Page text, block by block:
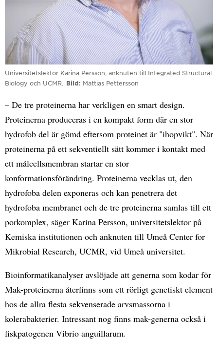
Universitetslektor Karina Persson, anknuten till Integrated Structural
Biology och UCMR.
Bild Mattias Pettersson
– De tre proteinerna har verkligen en smart design.
Proteinerna produceras i en kompakt form där en stor
hydrofob del är gömd eftersom proteinet är "ihopvikt". När
proteinerna på ett sekventiellt sätt kommer i kontakt med
ett målcellsmembran startar en stor
konformationsförändring. Proteinerna vecklas ut, den
hydrofoba delen exponeras och kan penetrera det
hydrofoba membranet och de tre proteinerna samlas till ett
porkomplex, säger Karina Persson, universitetslektor på
Kemiska institutionen och anknuten till Umeå Center for
Mikrobial Research, UCMR, vid Umeå universitet.
Bioinformatikanalyser avslöjade att generna som kodar för
Mak-proteinerna återfinns som ett rörligt genetiskt element
hos de allra flesta sekvenserade arvsmassorna i
kolerabakterier. Intressant nog finns mak-generna också i
fiskpatogenen Vibrio anguillarum.